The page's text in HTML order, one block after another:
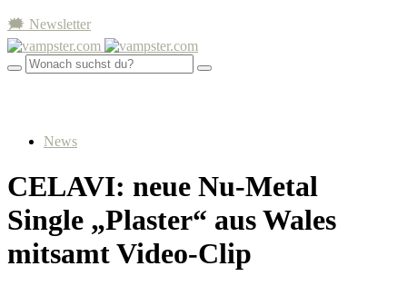
🗯 Newsletter
News
CELAVI: neue Nu-Metal
Single „Plaster“ aus Wales
mitsamt Video-Clip